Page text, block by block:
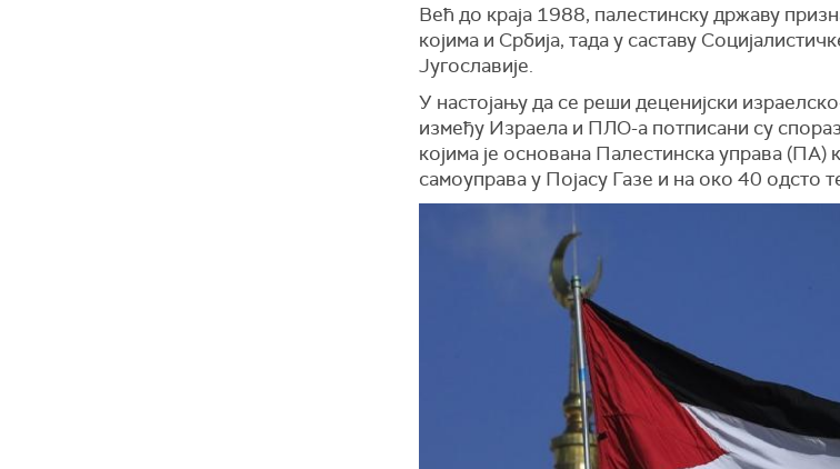
Већ до краја 1988, палестинску државу
којима и Србија, тада у саставу
Југославије.
У настојању да се реши деценијски
између Израела и ПЛО-а потписани су
којима је основана Палестинска управа (ПА)
самоуправа у Појасу Газе и на око 40 одсто